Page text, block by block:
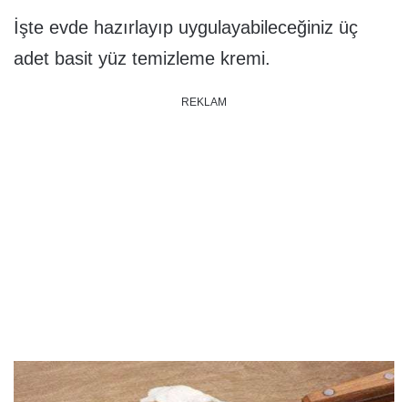
İşte evde hazırlayıp uygulayabileceğiniz üç
adet basit yüz temizleme kremi.
REKLAM